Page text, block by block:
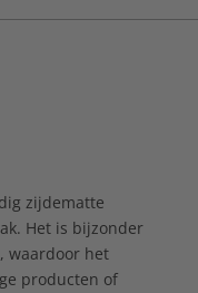
zijdematte
Het is bijzonder
waardoor het
producten of